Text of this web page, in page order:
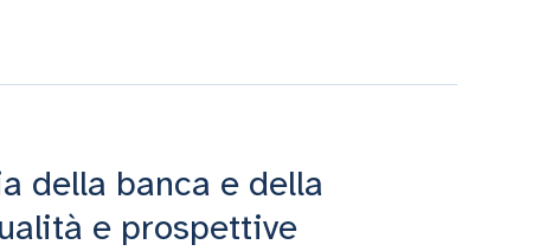
della banca e della
e prospettive